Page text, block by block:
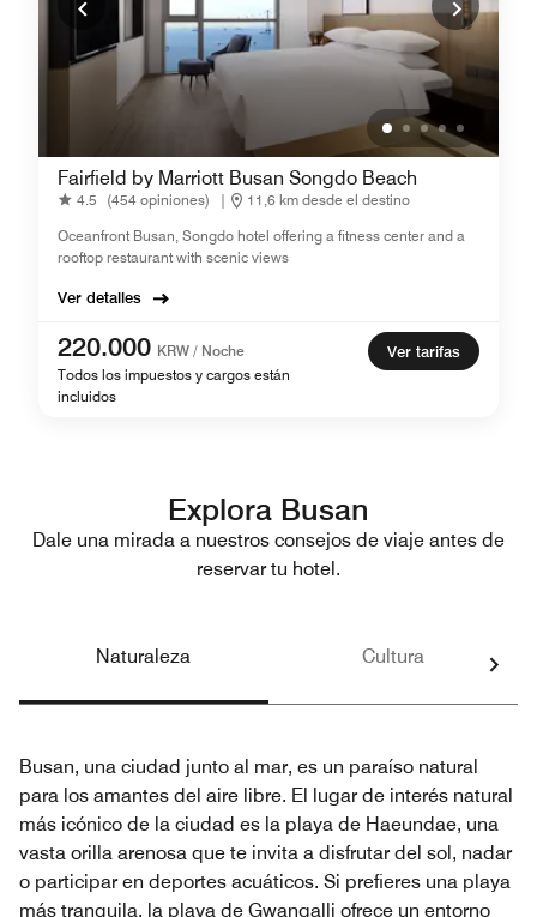
Fairfield by Marriott Busan Songdo Beach
4.5 (454 opiniones) |
11,6 km desde el destino
Oceanfront Busan, Songdo hotel offering a fitness center and a
rooftop restaurant with scenic views
Ver detalles
220.000 KRW / Noche
Todos los impuestos y cargos están
incluidos
Ver tarifas
Explora Busan
Dale una mirada a nuestros consejos de viaje antes de
reservar tu hotel.
Naturaleza Cultura
Busan, una ciudad junto al mar, es un paraíso natural
para los amantes del aire libre. El lugar de interés natural
más icónico de la ciudad es la playa de Haeundae, una
vasta orilla arenosa que te invita a disfrutar del sol, nadar
o participar en deportes acuáticos. Si prefieres una playa
más tranquila, la playa de Gwangalli ofrece un entorno